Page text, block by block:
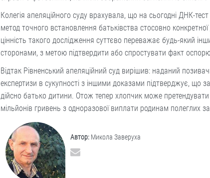
Колегія апеляційного суду врахувала, що на сьогодні ДНК-
метод точного встановлення батьківства стосовно
цінність такого дослідження суттєво переважає будь-який
сторонами, з метою підтвердити або спростувати факт
Відтак Рівненський апеляційний суд вирішив: наданий
експертизи в сукупності з іншими доказами підтверджує, що
дійсно батько дитини. Отож тепер хлопчик може претендувати
мільйонів гривень з одноразової виплати родинам полеглих
Автор: Микола Заверуха